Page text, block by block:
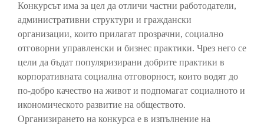
Конкурсът има за цел да отличи частни работодатели,
административни структури и граждански
организации, които прилагат прозрачни, социално
отговорни управленски и бизнес практики. Чрез него се
цели да бъдат популяризирани добрите практики в
корпоративната социална отговорност, които водят до
по-добро качество на живот и подпомагат социалното и
икономическото развитие на обществото.
Организирането на конкурса е в изпълнение на